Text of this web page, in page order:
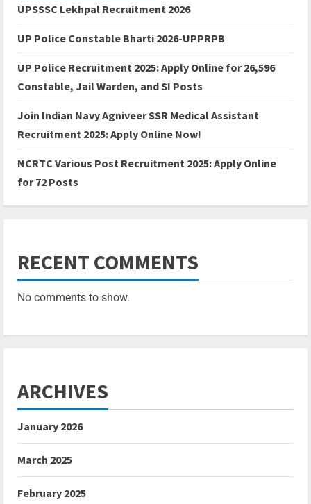
UPSSSC Lekhpal Recruitment 2026
UP Police Constable Bharti 2026-UPPRPB
UP Police Recruitment 2025: Apply Online for 26,596
Constable, Jail Warden, and SI Posts
Join Indian Navy Agniveer SSR Medical Assistant
Recruitment 2025: Apply Online Now!
NCRTC Various Post Recruitment 2025: Apply Online
for 72 Posts
RECENT COMMENTS
No comments to show.
ARCHIVES
January 2026
March 2025
February 2025